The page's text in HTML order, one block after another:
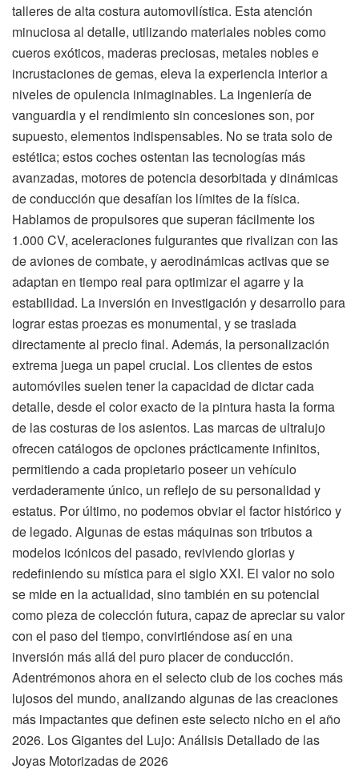
talleres de alta costura automovilística. Esta atención
minuciosa al detalle, utilizando materiales nobles como
cueros exóticos, maderas preciosas, metales nobles e
incrustaciones de gemas, eleva la experiencia interior a
niveles de opulencia inimaginables. La ingeniería de
vanguardia y el rendimiento sin concesiones son, por
supuesto, elementos indispensables. No se trata solo de
estética; estos coches ostentan las tecnologías más
avanzadas, motores de potencia desorbitada y dinámicas
de conducción que desafían los límites de la física.
Hablamos de propulsores que superan fácilmente los
1.000 CV, aceleraciones fulgurantes que rivalizan con las
de aviones de combate, y aerodinámicas activas que se
adaptan en tiempo real para optimizar el agarre y la
estabilidad. La inversión en investigación y desarrollo para
lograr estas proezas es monumental, y se traslada
directamente al precio final. Además, la personalización
extrema juega un papel crucial. Los clientes de estos
automóviles suelen tener la capacidad de dictar cada
detalle, desde el color exacto de la pintura hasta la forma
de las costuras de los asientos. Las marcas de ultralujo
ofrecen catálogos de opciones prácticamente infinitos,
permitiendo a cada propietario poseer un vehículo
verdaderamente único, un reflejo de su personalidad y
estatus. Por último, no podemos obviar el factor histórico y
de legado. Algunas de estas máquinas son tributos a
modelos icónicos del pasado, reviviendo glorias y
redefiniendo su mística para el siglo XXI. El valor no solo
se mide en la actualidad, sino también en su potencial
como pieza de colección futura, capaz de apreciar su valor
con el paso del tiempo, convirtiéndose así en una
inversión más allá del puro placer de conducción.
Adentrémonos ahora en el selecto club de los coches más
lujosos del mundo, analizando algunas de las creaciones
más impactantes que definen este selecto nicho en el año
2026. Los Gigantes del Lujo: Análisis Detallado de las
Joyas Motorizadas de 2026